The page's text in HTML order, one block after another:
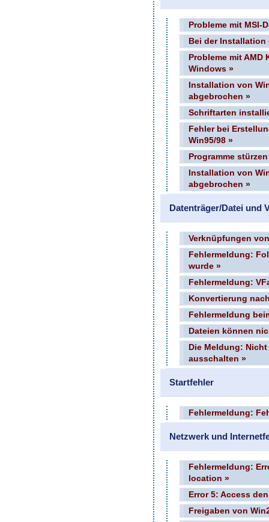
Probleme mit MSI-
Bei der Installation
Probleme mit AMD
Windows »
Installation von
abgebrochen »
Schriftarten
Fehler bei
Win95/98 »
Programme
Installation von
abgebrochen »
Datenträger/Datei und
Verknüpfungen
Fehlermeldung:
wurde »
Fehlermeldung:
Konvertierung
Fehlermeldung
Dateien können
Die Meldung:
ausschalten »
Startfehler
Fehlermeldung:
Netzwerk und
Fehlermeldung:
location »
Error 5: Access
Freigaben von